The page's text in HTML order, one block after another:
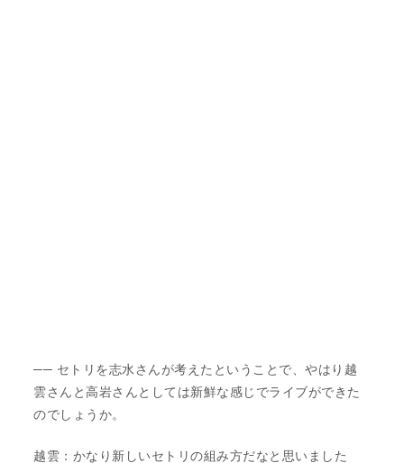
── セトリを志水さんが考えたということで、やはり越
雲さんと高岩さんとしては新鮮な感じでライブができた
のでしょうか。
越雲：かなり新しいセトリの組み方だなと思いました